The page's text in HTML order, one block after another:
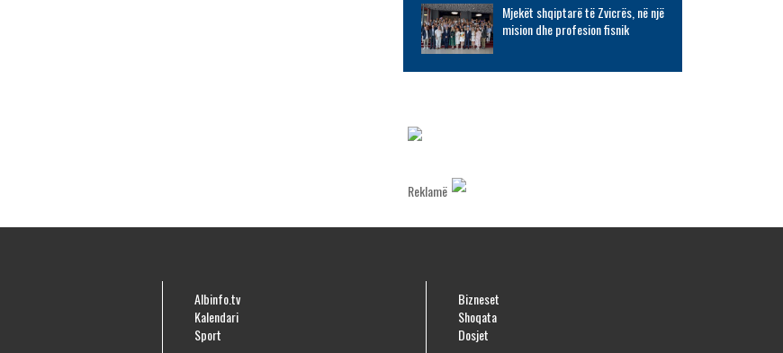
Mjekët shqiptarë të Zvicrës, në një
mision dhe profesion fisnik
Reklamë
Albinfo.tv
Kalendari
Sport
Bizneset
Shoqata
Dosjet